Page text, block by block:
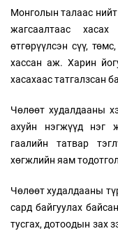
Монголын талаас нийт
жагсаалтаас
өтгөрүүлсэн сүү,
хассан аж. Харин
хасахаас татгалзсан
Чөлөөт худалдааны
ахуйн нэгжүүд нэг
гаалийн татвар
хөгжлийн яам
Чөлөөт худалдааны
сард байгуулах
тусгах, дотоодын зах